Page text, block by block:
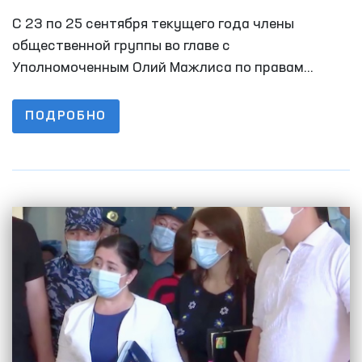
область для изучения случаев пыток
С 23 по 25 сентября текущего года члены
общественной группы во главе с
Уполномоченным Олий Мажлиса по правам
сенатором, региональным представителем
Уполномоченного по правам человека совершили
ПОДРОБНО